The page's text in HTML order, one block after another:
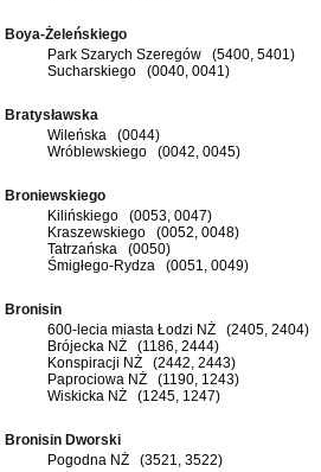
Boya-Żeleńskiego
Park Szarych Szeregów (5400, 5401)
Sucharskiego (0040, 0041)
Bratysławska
Wileńska (0044)
Wróblewskiego (0042, 0045)
Broniewskiego
Kilińskiego (0053, 0047)
Kraszewskiego (0052, 0048)
Tatrzańska (0050)
Śmigłego-Rydza (0051, 0049)
Bronisin
600-lecia miasta Łodzi NŻ (2405, 2404)
Brójecka NŻ (1186, 2444)
Konspiracji NŻ (2442, 2443)
Paprociowa NŻ (1190, 1243)
Wiskicka NŻ (1245, 1247)
Bronisin Dworski
Pogodna NŻ (3521, 3522)